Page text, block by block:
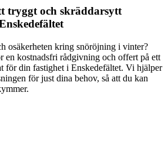
tryggt och skräddarsytt
osäkerheten kring snöröjning i vinter?
en kostnadsfri rådgivning och offert på ett
för din fastighet i Enskedefältet. Vi hjälper
för just dina behov, så att du kan